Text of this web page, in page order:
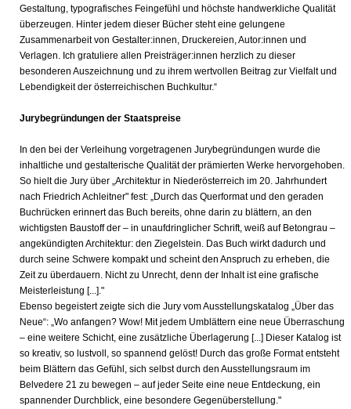
Gestaltung, typografisches Feingefühl und höchste handwerkliche Qualität
überzeugen. Hinter jedem dieser Bücher steht eine gelungene
Zusammenarbeit von Gestalter:innen, Druckereien, Autor:innen und
Verlagen. Ich gratuliere allen Preisträger:innen herzlich zu dieser
besonderen Auszeichnung und zu ihrem wertvollen Beitrag zur Vielfalt und
Lebendigkeit der österreichischen Buchkultur.“
Jurybegründungen der Staatspreise
In den bei der Verleihung vorgetragenen Jurybegründungen wurde die
inhaltliche und gestalterische Qualität der prämierten Werke hervorgehoben.
So hielt die Jury über „Architektur in Niederösterreich im 20. Jahrhundert
nach Friedrich Achleitner" fest: „Durch das Querformat und den geraden
Buchrücken erinnert das Buch bereits, ohne darin zu blättern, an den
wichtigsten Baustoff der – in unaufdringlicher Schrift, weiß auf Betongrau –
angekündigten Architektur: den Ziegelstein. Das Buch wirkt dadurch und
durch seine Schwere kompakt und scheint den Anspruch zu erheben, die
Zeit zu überdauern. Nicht zu Unrecht, denn der Inhalt ist eine grafische
Meisterleistung [...]."
Ebenso begeistert zeigte sich die Jury vom Ausstellungskatalog „Über das
Neue“: „Wo anfangen? Wow! Mit jedem Umblättern eine neue Überraschung
– eine weitere Schicht, eine zusätzliche Überlagerung [...] Dieser Katalog ist
so kreativ, so lustvoll, so spannend gelöst! Durch das große Format entsteht
beim Blättern das Gefühl, sich selbst durch den Ausstellungsraum im
Belvedere 21 zu bewegen – auf jeder Seite eine neue Entdeckung, ein
spannender Durchblick, eine besondere Gegenüberstellung."